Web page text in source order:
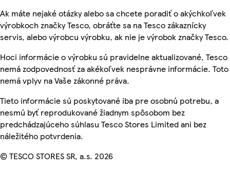
Ak máte nejaké otázky alebo sa chcete poradiť o akýchkoľvek
výrobkoch značky Tesco, obráťte sa na Tesco zákaznícky
servis, alebo výrobcu výrobku, ak nie je výrobok značky Tesco.
Hoci informácie o výrobku sú pravidelne aktualizované, Tesco
nemá zodpovednosť za akékoľvek nesprávne informácie. Toto
nemá vplyv na Vaše zákonné práva.
Tieto informácie sú poskytované iba pre osobnú potrebu, a
nesmú byť reprodukované žiadnym spôsobom bez
predchádzajúceho súhlasu Tesco Stores Limited ani bez
náležitého potvrdenia.
© TESCO STORES SR, a.s. 2026